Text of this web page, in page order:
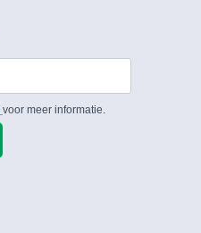
voor meer informatie.